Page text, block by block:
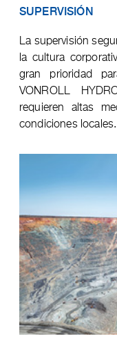
SUPERVISIÓN
La supervisión
la cultura
gran prioridad
VONROLL
requieren altas
condiciones locales.